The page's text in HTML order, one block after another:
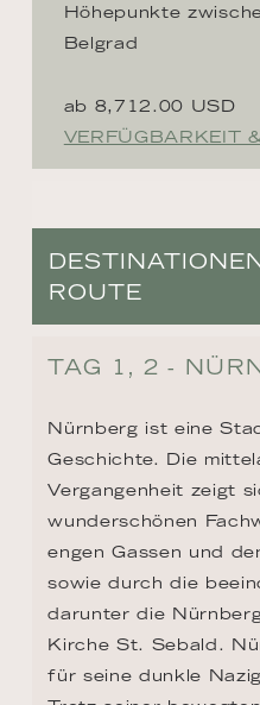
Höhepunkte
Belgrad
ab 8,712.00 USD
VERFÜGBARKEIT
ROUTE
TAG 1, 2 -
Nürnberg ist eine
Geschichte. Die
Vergangenheit zeigt
wunderschönen
engen Gassen und
sowie durch die
darunter die
Kirche St. Sebald.
für seine dunkle